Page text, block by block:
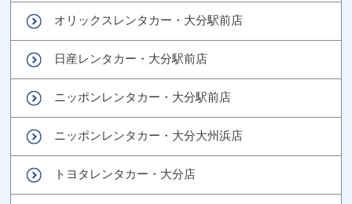
オリックスレンタカー・大分駅前店
日産レンタカー・大分駅前店
ニッポンレンタカー・大分駅前店
ニッポンレンタカー・大分大州浜店
トヨタレンタカー・大分店